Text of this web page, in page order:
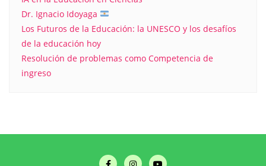
Dr. Ignacio Idoyaga
Los Futuros de la Educación: la UNESCO y los desafíos
de la educación hoy
Resolución de problemas como Competencia de
ingreso